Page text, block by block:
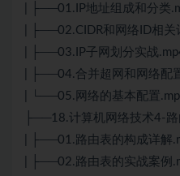
| ├──01.IP地址组成和分类
| ├──02.CIDR和网络ID相
| ├──03.IP子网划分实战
| ├──04.合并超网和网络配
| └──05.网络的基本配置
├──18.计算机网络技术4-
| ├──01.路由表的构成详解
| ├──02.路由表的实战案例